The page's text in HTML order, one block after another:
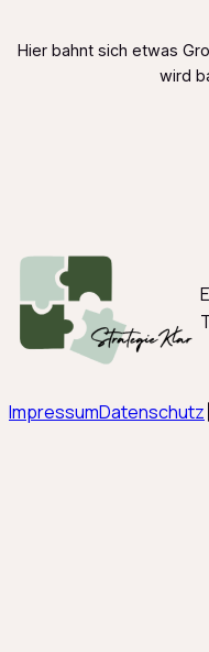
Hier bahnt sich etwas
wird
ImpressumDatenschutz